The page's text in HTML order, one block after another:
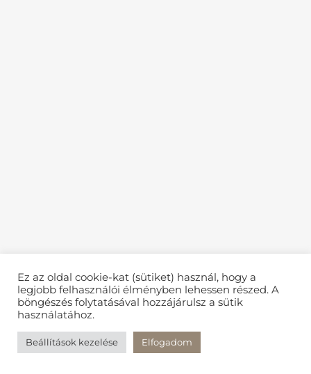
Ez az oldal cookie-kat (sütiket) használ, hogy a
legjobb felhasználói élményben lehessen részed. A
böngészés folytatásával hozzájárulsz a sütik
használatához.
Beállítások kezelése Elfogadom